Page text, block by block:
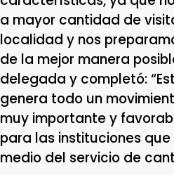
a mayor cantidad de
localidad y nos
de la mejor manera
delegada y completó:
genera todo un
muy importante y
para las instituciones
medio del servicio de